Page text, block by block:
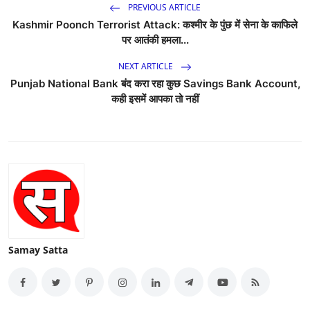
PREVIOUS ARTICLE
Kashmir Poonch Terrorist Attack: कश्मीर के पुंछ में सेना के काफिले
पर आतंकी हमला...
NEXT ARTICLE
Punjab National Bank बंद करा रहा कुछ Savings Bank Account,
कही इसमें आपका तो नहीं
Samay Satta